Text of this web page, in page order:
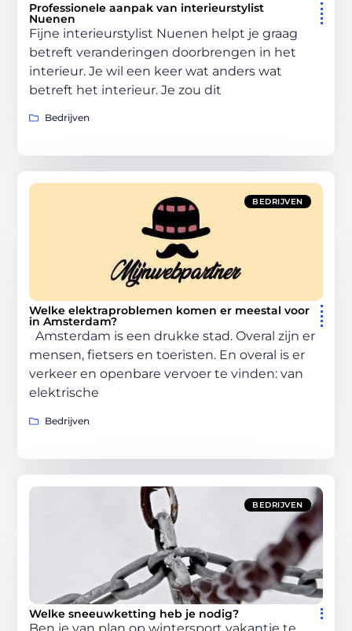
Professionele aanpak van interieurstylist
Nuenen
Fijne interieurstylist Nuenen helpt je graag
betreft veranderingen doorbrengen in het
interieur. Je wil een keer wat anders wat
betreft het interieur. Je zou dit
Bedrijven
BEDRIJVEN
Welke elektraproblemen komen er meestal voor
in Amsterdam?
Amsterdam is een drukke stad. Overal zijn er
mensen, fietsers en toeristen. En overal is er
verkeer en openbare vervoer te vinden: van
elektrische
Bedrijven
BEDRIJVEN
Welke sneeuwketting heb je nodig?